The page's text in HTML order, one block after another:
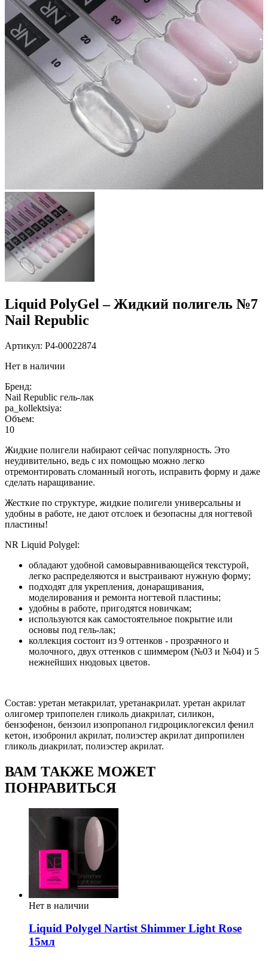
Liquid PolyGel – Жидкий полигель №7
Nail Republic
Артикул: P4-00022874
Нет в наличии
Бренд:
Nail Republic гель-лак
pa_kollektsiya:
Объем:
10
Жидкие полигели набирают сейчас популярность. Это
неудивительно, ведь с их помощью можно легко
отремонтировать сломанный ноготь, исправить форму и даже
сделать наращивание.
Жесткие по структуре, жидкие полигели универсальны и
удобны в работе, не дают отслоек и безопасны для ногтевой
пластины!
NR Liquid Polygel:
обладают удобной самовыравнивающейся текстурой,
легко распределяются и выстраивают нужную форму;
подходят для укрепления, донаращивания,
моделирования и ремонта ногтевой пластины;
удобны в работе, пригодятся новичкам;
используются как самостоятельное покрытие или
основы под гель-лак;
коллекция состоит из 9 оттенков - прозрачного и
молочного, двух оттенков с шиммером (№03 и №04) и 5
нежнейших нюдовых цветов.
Состав: уретан метакрилат, уретанакрилат. уретан акрилат
олигомер трипопелен гликоль диакрилат, силикон,
бензофенон, бензоил изопропанол гидроциклогексил фенил
кетон, изобронил акрилат, полиэстер акрилат дипропилен
гликоль диакрилат, полиэстер акрилат.
ВАМ ТАКЖЕ МОЖЕТ
ПОНРАВИТЬСЯ
Нет в наличии
Liquid Polygel Nartist Shimmer Light Rose
15мл